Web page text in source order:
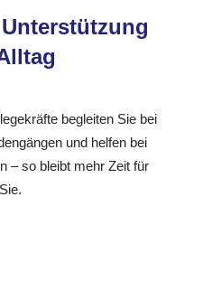
begleiten Sie bei
und helfen bei
– so bleibt mehr Zeit für
Sie.